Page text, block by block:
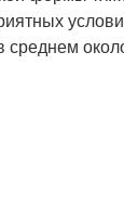
среднем